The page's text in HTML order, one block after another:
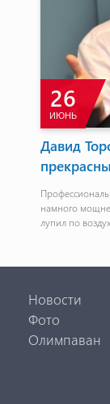
26
ИЮНЬ
Давид
намного
лупил по
Новости
Фото
Олимпаван